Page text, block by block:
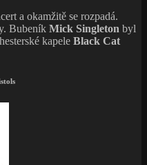
a okamžitě se rozpadá.
Bubeník Mick Singleton byl
kapele Black Cat